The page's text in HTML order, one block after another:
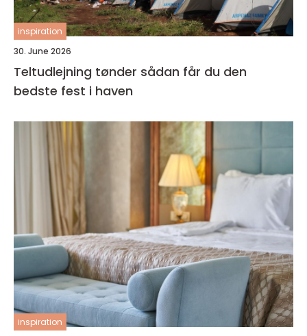
inspiration
30. June 2026
Teltudlejning tønder sådan får du den
bedste fest i haven
inspiration